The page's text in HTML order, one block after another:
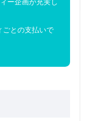
ー企画が充実し
ごとの支払いで